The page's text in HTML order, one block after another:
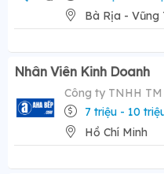
Bà Rịa - Vũng
Nhân Viên Kinh Doanh
Công ty TNHH
7 triệu - 10
Hồ Chí Minh